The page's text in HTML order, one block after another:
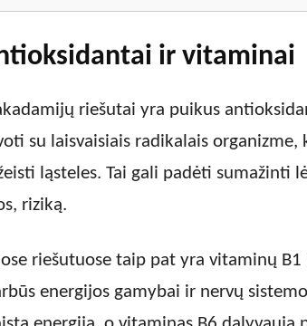
ir vitaminai
riešutai yra puikus
su laisvaisiais radikalais
ląsteles. Tai gali padėti sumažinti
riziką.
riešutuose taip pat yra vitaminų
energijos gamybai ir nervų